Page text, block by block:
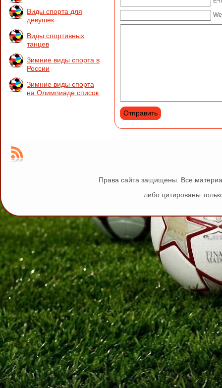
Виды спорта для
девушек
Виды спортивных
танцев
Зимние виды спорта в
России
Зимние виды спорта
на Олимпиаде список
Права сайта защищены. Все
либо цитированы